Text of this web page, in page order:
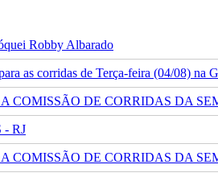
Robby Albarado
as corridas de Terça-feira (04/08) na
COMISSÃO DE CORRIDAS DA
- RJ
COMISSÃO DE CORRIDAS DA